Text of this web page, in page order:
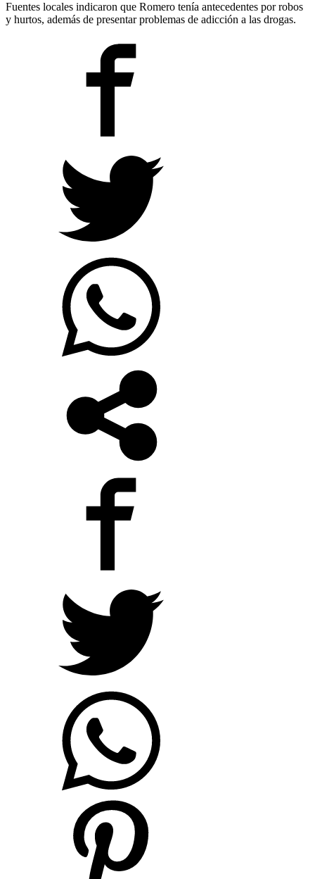
Fuentes locales indicaron que Romero tenía antecedentes por robos
y hurtos, además de presentar problemas de adicción a las drogas.